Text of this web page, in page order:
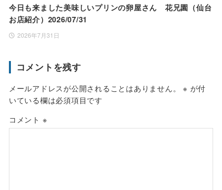
今日も来ました美味しいプリンの卵屋さん 花兄園（仙台
お店紹介）2026/07/31
2026年7月31日
コメントを残す
メールアドレスが公開されることはありません。 ※ が付
いている欄は必須項目です
コメント ※